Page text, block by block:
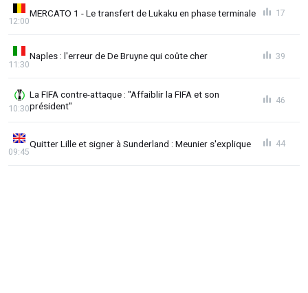
MERCATO 1 - Le transfert de Lukaku en phase terminale
12:00
17
Naples : l'erreur de De Bruyne qui coûte cher
11:30
39
La FIFA contre-attaque : "Affaiblir la FIFA et son
président"
10:30
46
Quitter Lille et signer à Sunderland : Meunier s'explique
09:45
44